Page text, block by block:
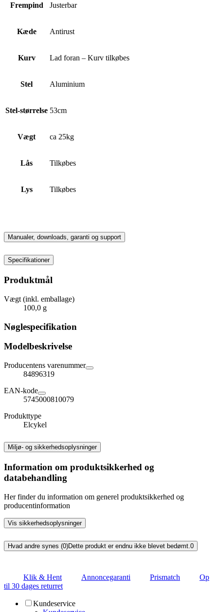
Frempind Justerbar
Kæde Antirust
Kurv Lad foran – Kurv tilkøbes
Stel Aluminium
Stel-størrelse 53cm
Vægt ca 25kg
Lås Tilkøbes
Lys Tilkøbes
Manualer, downloads, garanti og support
Specifikationer
Produktmål
Vægt (inkl. emballage)
100,0 g
Nøglespecifikation
Modelbeskrivelse
Producentens varenummer
84896319
EAN-kode
5745000810079
Produkttype
Elcykel
Miljø- og sikkerhedsoplysninger
Information om produktsikkerhed og
databehandling
Her finder du information om generel produktsikkerhed og
producentinformation
Vis sikkerhedsoplysninger
Hvad andre synes (0)Dette produkt er endnu ikke blevet bedømt. 0
Klik & Hent Annoncegaranti Prismatch
Op
til 30 dages returret
Kundeservice